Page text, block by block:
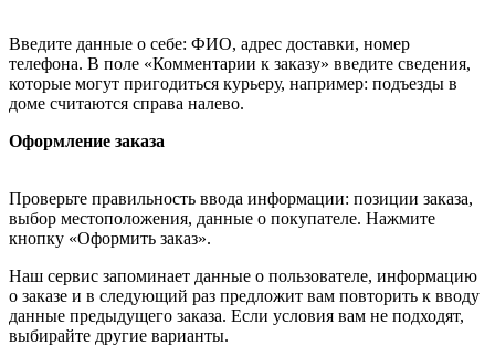
Введите данные о себе: ФИО, адрес доставки, номер
телефона. В поле «Комментарии к заказу» введите сведения,
которые могут пригодиться курьеру, например: подъезды в
доме считаются справа налево.
Оформление заказа
Проверьте правильность ввода информации: позиции заказа,
выбор местоположения, данные о покупателе. Нажмите
кнопку «Оформить заказ».
Наш сервис запоминает данные о пользователе, информацию
о заказе и в следующий раз предложит вам повторить к вводу
данные предыдущего заказа. Если условия вам не подходят,
выбирайте другие варианты.